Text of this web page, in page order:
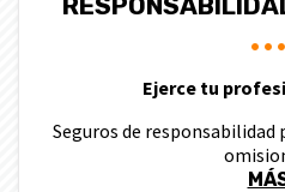
Ejerce tu
Seguros de